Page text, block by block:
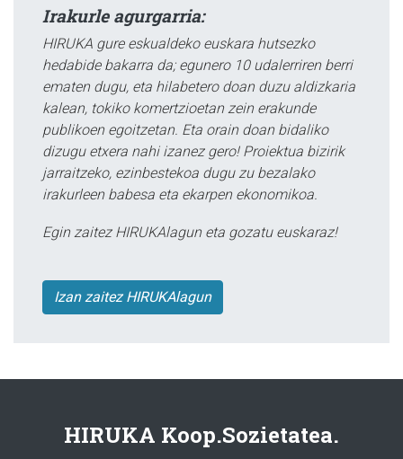
Irakurle agurgarria:
HIRUKA gure eskualdeko euskara hutsezko
hedabide bakarra da; egunero 10 udalerriren berri
ematen dugu, eta hilabetero doan duzu aldizkaria
kalean, tokiko komertzioetan zein erakunde
publikoen egoitzetan. Eta orain doan bidaliko
dizugu etxera nahi izanez gero! Proiektua bizirik
jarraitzeko, ezinbestekoa dugu zu bezalako
irakurleen babesa eta ekarpen ekonomikoa.
Egin zaitez HIRUKAlagun eta gozatu euskaraz!
Izan zaitez HIRUKAlagun
HIRUKA Koop.Sozietatea.